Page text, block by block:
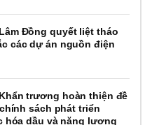
Lâm Đồng quyết liệt tháo
các dự án nguồn điện
Khẩn trương hoàn thiện đề
sách phát triển
hóa dầu và năng lượng